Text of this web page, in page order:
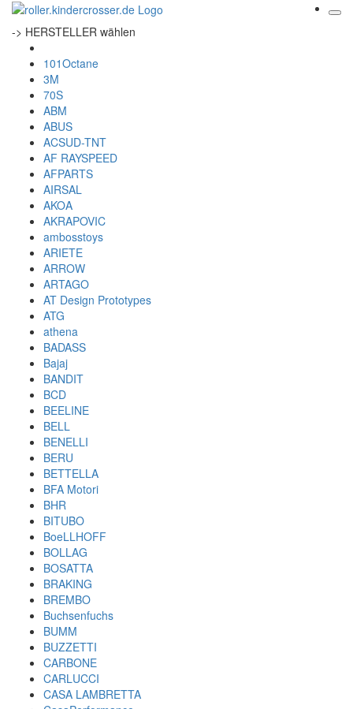
-> HERSTELLER wählen
101Octane
3M
70S
ABM
ABUS
ACSUD-TNT
AF RAYSPEED
AFPARTS
AIRSAL
AKOA
AKRAPOVIC
ambosstoys
ARIETE
ARROW
ARTAGO
AT Design Prototypes
ATG
athena
BADASS
Bajaj
BANDIT
BCD
BEELINE
BELL
BENELLI
BERU
BETTELLA
BFA Motori
BHR
BITUBO
BoeLLHOFF
BOLLAG
BOSATTA
BRAKING
BREMBO
Buchsenfuchs
BUMM
BUZZETTI
CARBONE
CARLUCCI
CASA LAMBRETTA